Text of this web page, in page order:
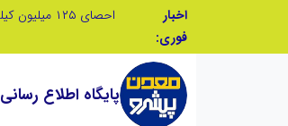
اخبار
فوری:
پایگاه اطلاع